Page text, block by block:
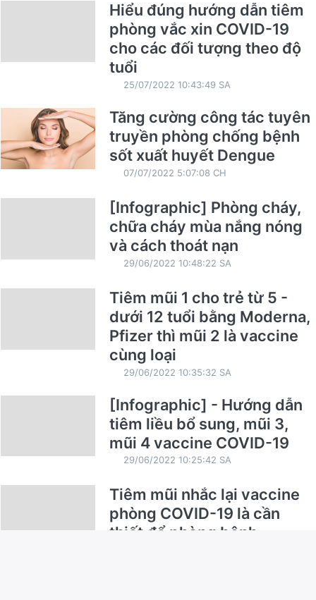
Hiểu đúng hướng dẫn tiêm
phòng vắc xin COVID-19
cho các đối tượng theo độ
tuổi
25/07/2022 10:43:49 SA
Tăng cường công tác tuyên
truyền phòng chống bệnh
sốt xuất huyết Dengue
07/07/2022 5:07:08 CH
[Infographic] Phòng cháy,
chữa cháy mùa nắng nóng
và cách thoát nạn
29/06/2022 10:48:22 SA
Tiêm mũi 1 cho trẻ từ 5 -
dưới 12 tuổi bằng Moderna,
Pfizer thì mũi 2 là vaccine
cùng loại
29/06/2022 10:35:32 SA
[Infographic] - Hướng dẫn
tiêm liều bổ sung, mũi 3,
mũi 4 vaccine COVID-19
29/06/2022 10:25:42 SA
Tiêm mũi nhắc lại vaccine
phòng COVID-19 là cần
thiết để phòng bệnh